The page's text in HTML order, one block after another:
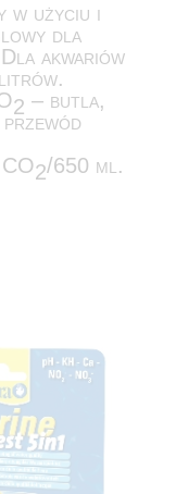
w użyciu i
dla
akwariów
litrów.
2 – butla,
2/650 ml.